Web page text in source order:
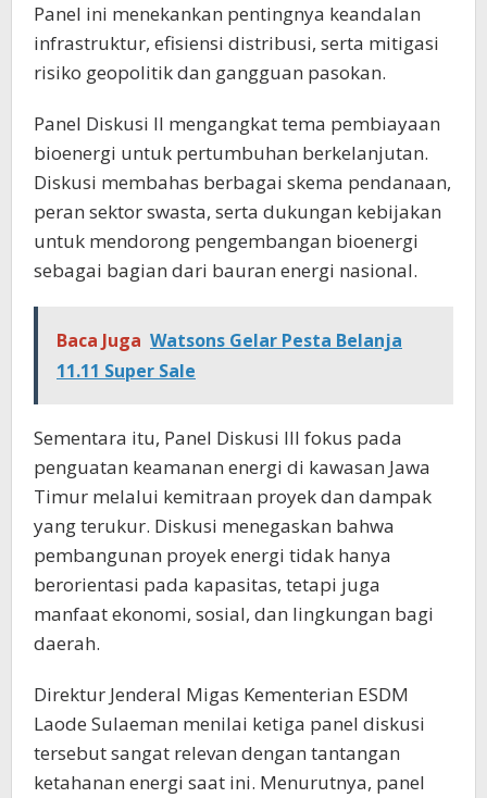
Panel ini menekankan pentingnya keandalan
infrastruktur, efisiensi distribusi, serta mitigasi
risiko geopolitik dan gangguan pasokan.
Panel Diskusi II mengangkat tema pembiayaan
bioenergi untuk pertumbuhan berkelanjutan.
Diskusi membahas berbagai skema pendanaan,
peran sektor swasta, serta dukungan kebijakan
untuk mendorong pengembangan bioenergi
sebagai bagian dari bauran energi nasional.
Baca Juga Watsons Gelar Pesta Belanja
11.11 Super Sale
Sementara itu, Panel Diskusi III fokus pada
penguatan keamanan energi di kawasan Jawa
Timur melalui kemitraan proyek dan dampak
yang terukur. Diskusi menegaskan bahwa
pembangunan proyek energi tidak hanya
berorientasi pada kapasitas, tetapi juga
manfaat ekonomi, sosial, dan lingkungan bagi
daerah.
Direktur Jenderal Migas Kementerian ESDM
Laode Sulaeman menilai ketiga panel diskusi
tersebut sangat relevan dengan tantangan
ketahanan energi saat ini. Menurutnya, panel